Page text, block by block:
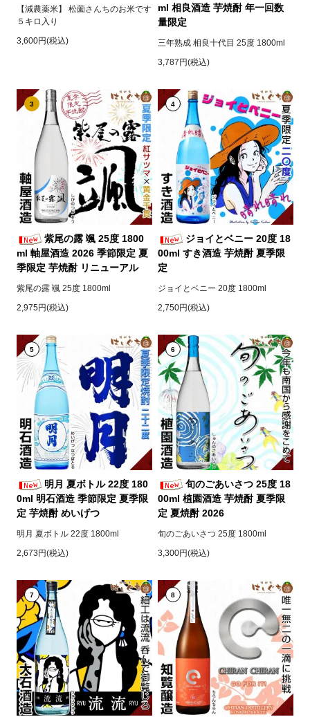
【減農薬米】 松薗さんちのお米です
５キロ入り
3,600円(税込)
ml 相良酒造 芋焼酎 年一回数
量限定
三年熟成 相良十代目 25度 1800ml
3,787円(税込)
3
紫尾の露 颯 25度 1800
ml 軸屋酒造 2026 季節限定 夏
季限定 芋焼酎 リニューアル
紫尾の露 颯 25度 1800ml
2,975円(税込)
4
ジョイとベニー 20度 18
00ml すき酒造 芋焼酎 夏季限
定
ジョイとベニー 20度 1800ml
2,750円(税込)
5
明月 夏ボトル 22度 180
0ml 明石酒造 季節限定 夏季限
定 芋焼酎 めいげつ
明月 夏ボトル 22度 1800ml
2,673円(税込)
6
旬のごあいさつ 25度 18
00ml 植園酒造 芋焼酎 夏季限
定 夏焼酎 2026
旬のごあいさつ 25度 1800ml
3,300円(税込)
7 8